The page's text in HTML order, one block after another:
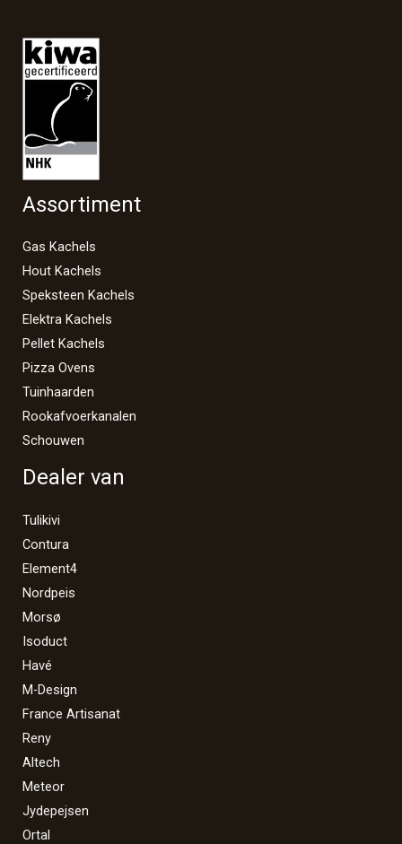
Assortiment
Gas Kachels
Hout Kachels
Speksteen Kachels
Elektra Kachels
Pellet Kachels
Pizza Ovens
Tuinhaarden
Rookafvoerkanalen
Schouwen
Dealer van
Tulikivi
Contura
Element4
Nordpeis
Morsø
Isoduct
Havé
M-Design
France Artisanat
Reny
Altech
Meteor
Jydepejsen
Ortal